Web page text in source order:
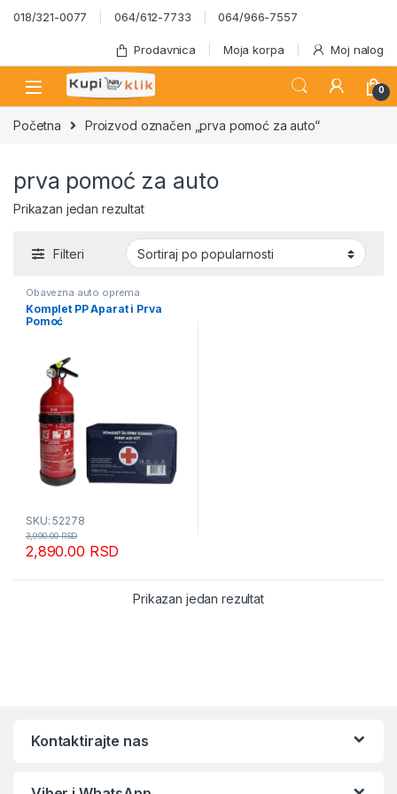
Skip to navigation
Skip to content
018/321-0077 064/612-7733 064/966-7557
Prodavnica Moja korpa Moj nalog
0
Početna Proizvod označen „prva pomoć za auto“
prva pomoć za auto
Prikazan jedan rezultat
Filteri
Obavezna auto oprema
Komplet PP Aparat i Prva
Pomoć
SKU: 52278
2,890.00 RSD
3,990.00RSD
Prikazan jedan rezultat
Kontaktirajte nas